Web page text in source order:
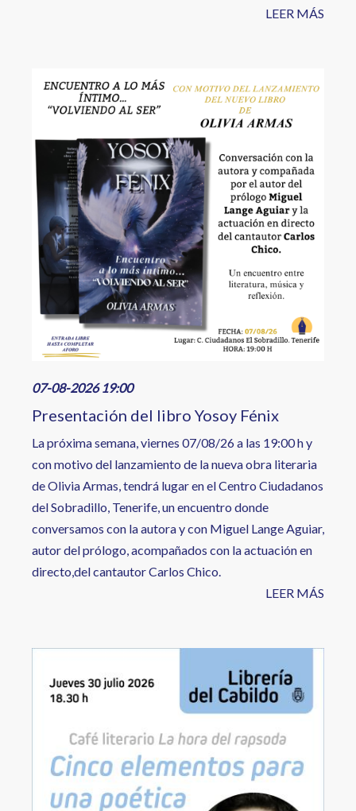
LEER MÁS
Image
07-08-2026 19:00
Presentación del libro Yosoy Fénix
La próxima semana, viernes 07/08/26 a las 19:00 h y
con motivo del lanzamiento de la nueva obra literaria
de Olivia Armas, tendrá lugar en el Centro Ciudadanos
del Sobradillo, Tenerife, un encuentro donde
conversamos con la autora y con Miguel Lange Aguiar,
autor del prólogo, acompañados con la actuación en
directo,del cantautor Carlos Chico.
LEER MÁS